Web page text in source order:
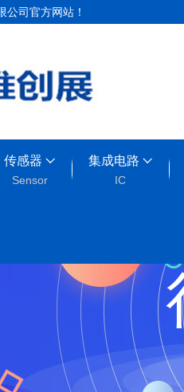
公司官方网站！
传感器
Sensor
集成电路
IC